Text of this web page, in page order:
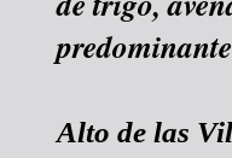
Alto de las